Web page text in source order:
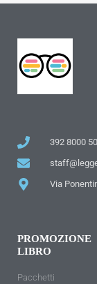
392 8000
Via
PROMOZIONE
LIBRO
Pacchetti